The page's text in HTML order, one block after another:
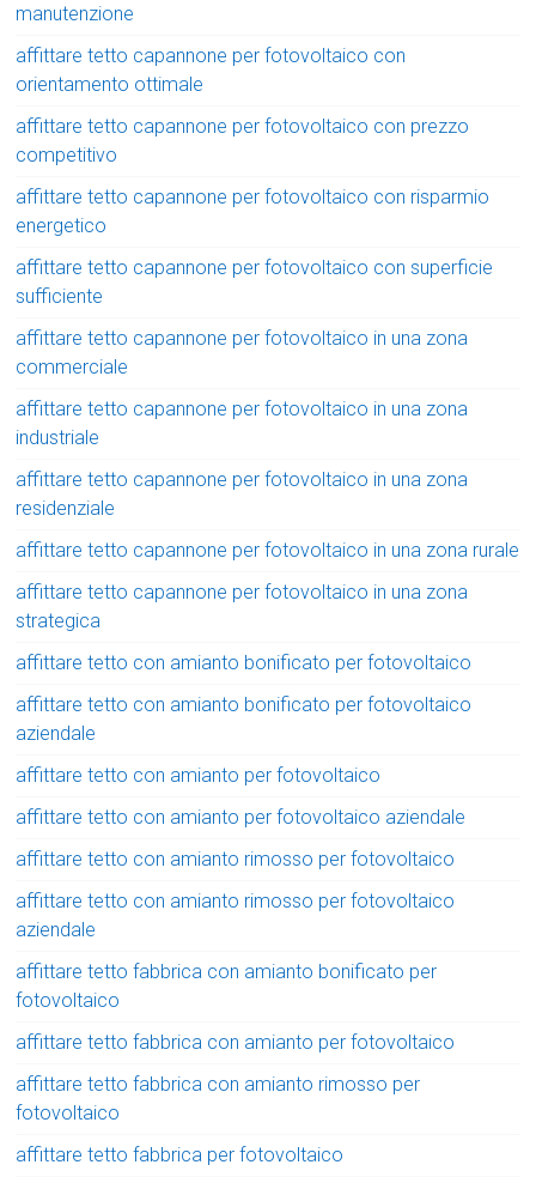
manutenzione
affittare tetto capannone per fotovoltaico con
orientamento ottimale
affittare tetto capannone per fotovoltaico con prezzo
competitivo
affittare tetto capannone per fotovoltaico con risparmio
energetico
affittare tetto capannone per fotovoltaico con superficie
sufficiente
affittare tetto capannone per fotovoltaico in una zona
commerciale
affittare tetto capannone per fotovoltaico in una zona
industriale
affittare tetto capannone per fotovoltaico in una zona
residenziale
affittare tetto capannone per fotovoltaico in una zona rurale
affittare tetto capannone per fotovoltaico in una zona
strategica
affittare tetto con amianto bonificato per fotovoltaico
affittare tetto con amianto bonificato per fotovoltaico
aziendale
affittare tetto con amianto per fotovoltaico
affittare tetto con amianto per fotovoltaico aziendale
affittare tetto con amianto rimosso per fotovoltaico
affittare tetto con amianto rimosso per fotovoltaico
aziendale
affittare tetto fabbrica con amianto bonificato per
fotovoltaico
affittare tetto fabbrica con amianto per fotovoltaico
affittare tetto fabbrica con amianto rimosso per
fotovoltaico
affittare tetto fabbrica per fotovoltaico